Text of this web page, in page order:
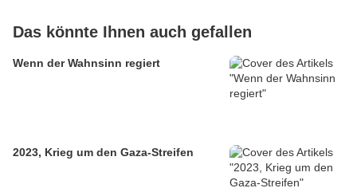
Das könnte Ihnen auch gefallen
Wenn der Wahnsinn regiert
2023, Krieg um den Gaza-Streifen